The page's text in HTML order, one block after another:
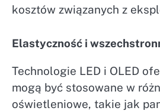
kosztów związanych z
Elastyczność i
Technologie LED i OLED
mogą być stosowane w
oświetleniowe, takie jak